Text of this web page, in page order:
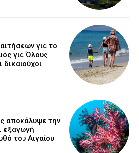
για το
για Όλους
δικαιούχοι
αποκάλυψε την
εξαγωγή
του Αιγαίου